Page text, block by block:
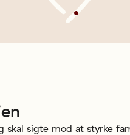
sigte mod at styrke